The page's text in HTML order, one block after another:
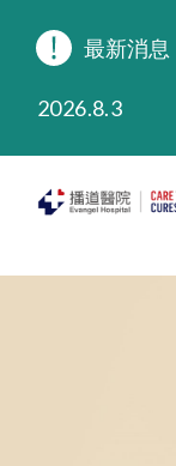
最新消息
2026.8.3
2025.9.23
2025.7.21